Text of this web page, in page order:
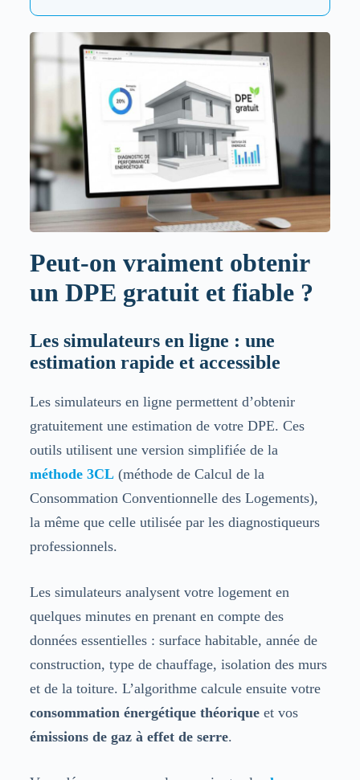
Peut-on vraiment obtenir
un DPE gratuit et fiable ?
Les simulateurs en ligne : une
estimation rapide et accessible
Les simulateurs en ligne permettent d’obtenir
gratuitement une estimation de votre DPE. Ces
outils utilisent une version simplifiée de la
méthode 3CL(méthode de Calcul de la
Consommation Conventionnelle des Logements),
la même que celle utilisée par les diagnostiqueurs
professionnels.
Les simulateurs analysent votre logement en
quelques minutes en prenant en compte des
données essentielles : surface habitable, année de
construction, type de chauffage, isolation des murs
et de la toiture. L’algorithme calcule ensuite votre
consommation énergétique théoriqueet vos
émissions de gaz à effet de serre.